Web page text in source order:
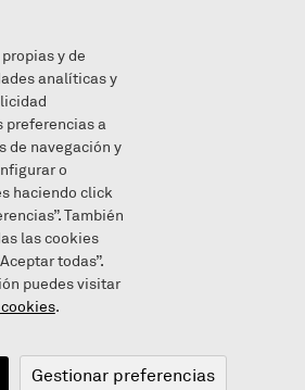
🐋
y de
analíticas y
preferencias a
de navegación y
o
haciendo click
También
las cookies
todas”.
puedes visitar
.
Gestionar preferencias